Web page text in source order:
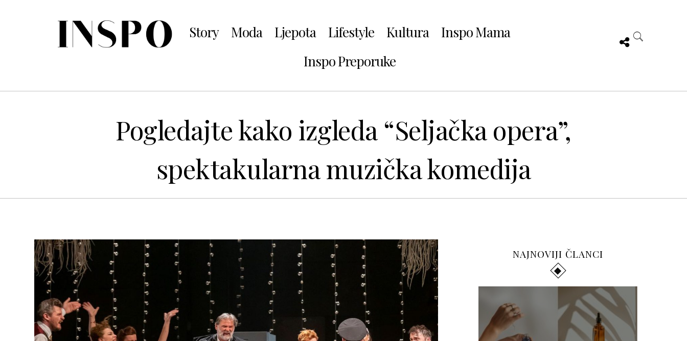
Story Moda Ljepota Lifestyle Kultura
Inspo Mama
Inspo Preporuke
Pogledajte kako izgleda “Seljačka opera”,
spektakularna muzička komedija
NAJNOVIJI ČLANCI